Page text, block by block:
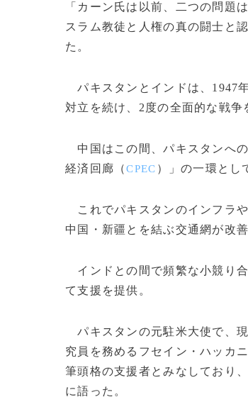
「カーン氏は以前、二つの問題
スラム教徒と人権の真の闘士と
た。
パキスタンとインドは、1947
対立を続け、2度の全面的な戦争
中国はこの間、パキスタンへ
経済回廊（CPEC ）」の一環とし
これでパキスタンのインフラ
中国・新疆とを結ぶ交通網が改善
インドとの間で頻繁な小競り
て支援を提供。
パキスタンの元駐米大使で、
究員を務めるフセイン・ハッカ
筆頭格の支援者とみなしており
に語った。